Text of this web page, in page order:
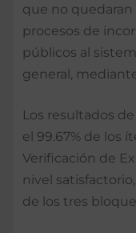
que no quedaran
procesos de
públicos al
general,
Los resultados
el 99.67% de los
Verificación de
nivel
de los tres